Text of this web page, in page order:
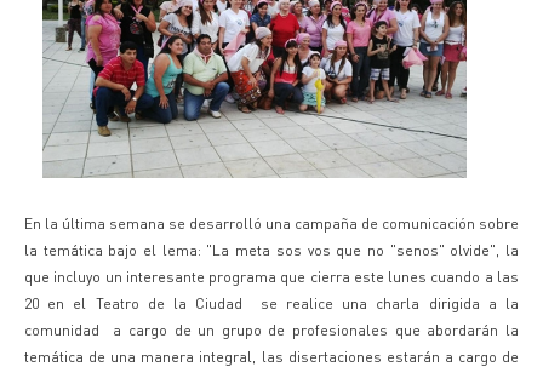
En la última semana se desarrolló una campaña de comunicación sobre
la temática bajo el lema: "La meta sos vos que no "senos" olvide", la
que incluyo un interesante programa que cierra este lunes cuando a las
20 en el Teatro de la Ciudad se realice una charla dirigida a la
comunidad a cargo de un grupo de profesionales que abordarán la
temática de una manera integral, las disertaciones estarán a cargo de